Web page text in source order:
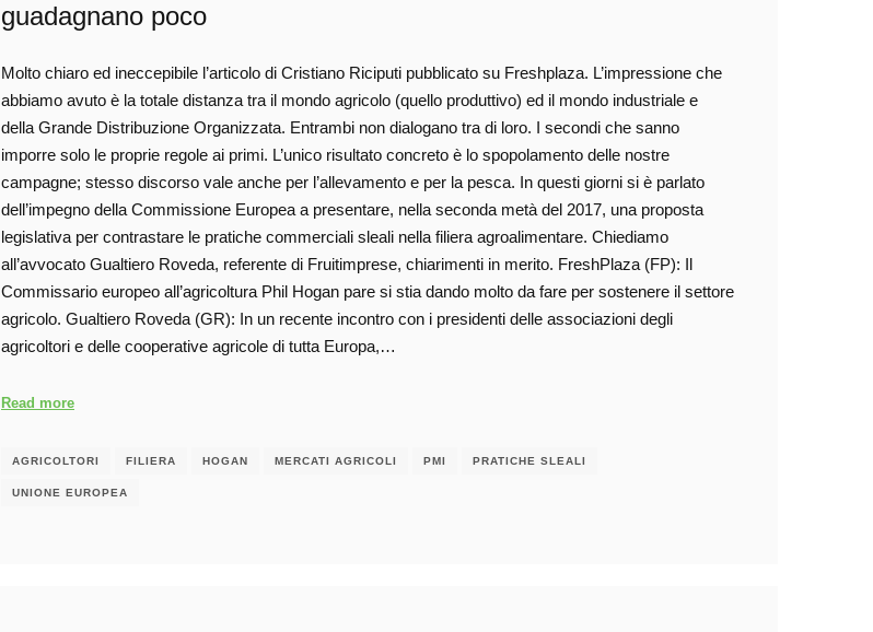
guadagnano poco
Molto chiaro ed ineccepibile l’articolo di Cristiano Riciputi pubblicato su Freshplaza. L’impressione che
abbiamo avuto è la totale distanza tra il mondo agricolo (quello produttivo) ed il mondo industriale e
della Grande Distribuzione Organizzata. Entrambi non dialogano tra di loro. I secondi che sanno
imporre solo le proprie regole ai primi. L’unico risultato concreto è lo spopolamento delle nostre
campagne; stesso discorso vale anche per l’allevamento e per la pesca. In questi giorni si è parlato
dell’impegno della Commissione Europea a presentare, nella seconda metà del 2017, una proposta
legislativa per contrastare le pratiche commerciali sleali nella filiera agroalimentare. Chiediamo
all’avvocato Gualtiero Roveda, referente di Fruitimprese, chiarimenti in merito. FreshPlaza (FP): Il
Commissario europeo all’agricoltura Phil Hogan pare si stia dando molto da fare per sostenere il settore
agricolo. Gualtiero Roveda (GR): In un recente incontro con i presidenti delle associazioni degli
agricoltori e delle cooperative agricole di tutta Europa,…
Read more
AGRICOLTORI FILIERA HOGAN MERCATI AGRICOLI PMI PRATICHE SLEALI
UNIONE EUROPEA